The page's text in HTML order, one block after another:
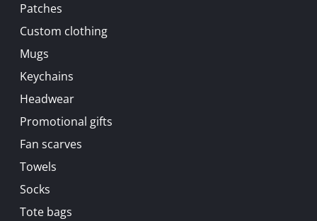
Patches
Custom clothing
Mugs
Keychains
Headwear
Promotional gifts
Fan scarves
Towels
Socks
Tote bags